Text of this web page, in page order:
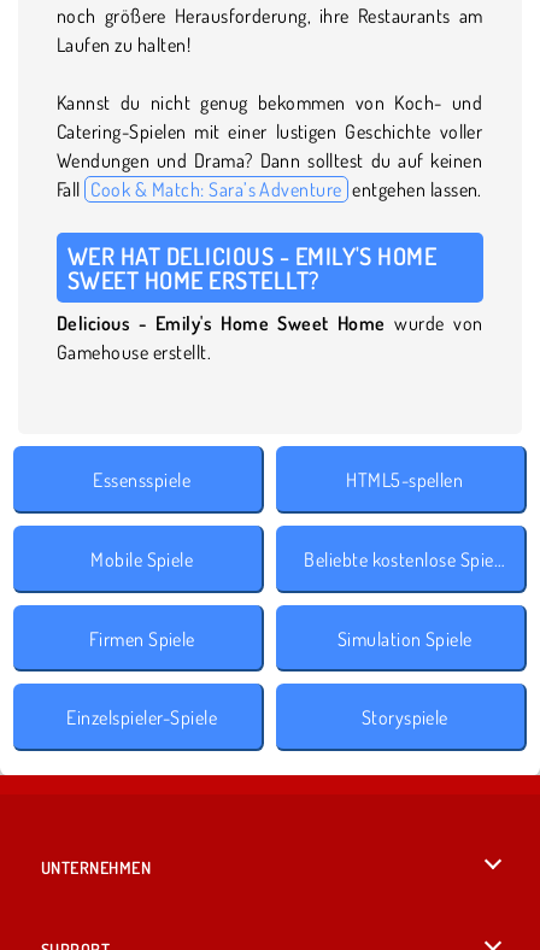
noch größere Herausforderung, ihre Restaurants am
Laufen zu halten!
Kannst du nicht genug bekommen von Koch- und
Catering-Spielen mit einer lustigen Geschichte voller
Wendungen und Drama? Dann solltest du auf keinen
Fall Cook & Match: Sara’s Adventure entgehen lassen.
WER HAT DELICIOUS - EMILY'S HOME
SWEET HOME ERSTELLT?
Delicious - Emily's Home Sweet Home wurde von
Gamehouse erstellt.
Essensspiele HTML5-spellen
Mobile Spiele Beliebte kostenlose Spiele
Firmen Spiele Simulation Spiele
Einzelspieler-Spiele Storyspiele
UNTERNEHMEN